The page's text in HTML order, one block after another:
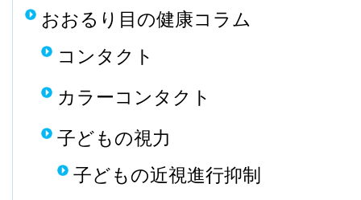
おおるり目の健康コラム
コンタクト
カラーコンタクト
子どもの視力
子どもの近視進行抑制